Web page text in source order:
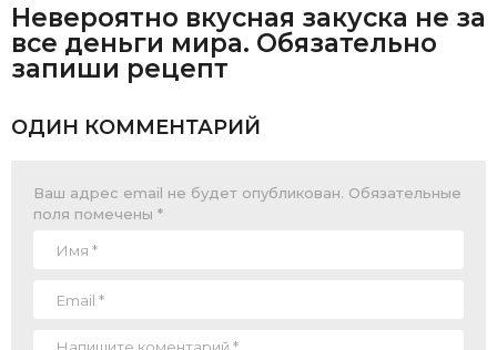
Невероятно вкусная закуска не за
все деньги мира. Обязательно
запиши рецепт
ОДИН КОММЕНТАРИЙ
Ваш адрес email не будет опубликован. Обязательные
поля помечены *